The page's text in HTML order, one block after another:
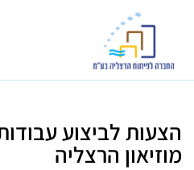
הצעות לביצוע
מוזיאון הרצליה